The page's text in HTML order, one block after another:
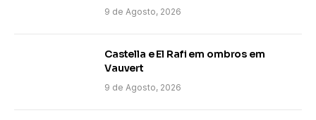
9 de Agosto, 2026
Castella e El Rafi em ombros em
Vauvert
9 de Agosto, 2026